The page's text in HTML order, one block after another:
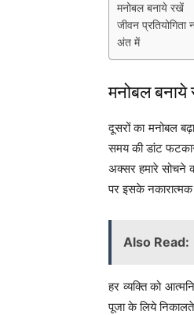
मनोबल बनाये रखें
जीवन प्रतियोगिता
अंत में
मनोबल
दूसरों का मनोबल
समय की डांट
अक्सर हमारे सोचने
पर इसके नकारात्मक
Also Read:
हर व्यक्ति को
पूजा के लिये